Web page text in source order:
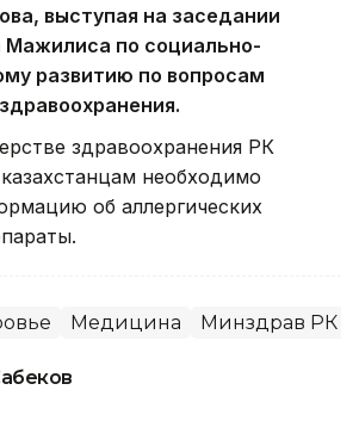
выступая на заседании
Мажилиса по социально-
развитию по вопросам
здравоохранения РК
необходимо
об аллергических
Медицина Минздрав РК